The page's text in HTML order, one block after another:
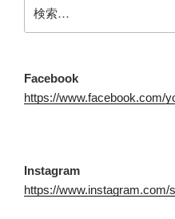
索:
Facebook
https://www.facebook.com/
Instagram
https://www.instagram.com/